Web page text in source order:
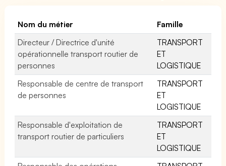
Nom du métier
Famille
Directeur / Directrice d'unité
opérationnelle transport routier de
personnes
TRANSPORT
ET
LOGISTIQUE
Responsable de centre de transport
de personnes
TRANSPORT
ET
LOGISTIQUE
Responsable d'exploitation de
transport routier de particuliers
TRANSPORT
ET
LOGISTIQUE